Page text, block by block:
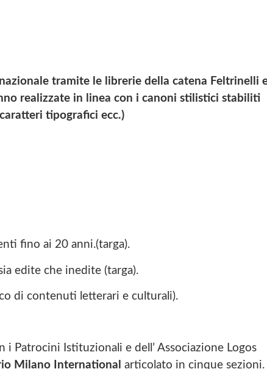
tramite le librerie della catena Feltrinelli
realizzate in linea con i canoni stilistici stabiliti
tipografici ecc.)
fino ai 20 anni.(targa).
edite che inedite (targa).
di contenuti letterari e culturali).
i Patrocini Istituzionali e dell’ Associazione Logos
Milano International articolato in cinque sezioni.